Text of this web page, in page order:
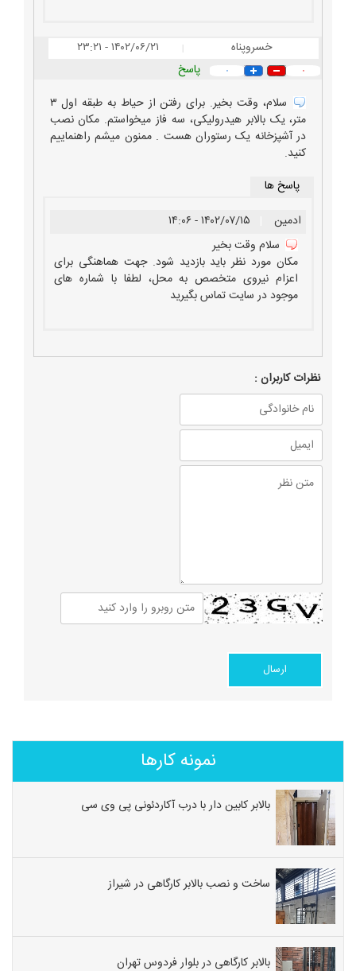
خسروپناه | ۱۴۰۲/۰۶/۲۱ - ۲۳:۲۱
۰ ۰
پاسخ
سلام، وقت بخیر. برای رفتن از حیاط به طبقه اول ۳
متر، یک بالابر هیدرولیکی، سه فاز میخواستم. مکان نصب
در آشپزخانه یک رستوران هست . ممنون میشم راهنماییم
کنید.
پاسخ ها
ادمین
۱۴۰۲/۰۷/۱۵ - ۱۴:۰۶
سلام وقت بخیر
مکان مورد نظر باید بازدید شود. جهت هماهنگی برای
اعزام نیروی متخصص به محل، لطفا با شماره های
موجود در سایت تماس بگیرید
نظرات كاربران :
نمونه کارها
بالابر کابین دار با درب آکاردئونی پی وی سی
ساخت و نصب بالابر کارگاهی در شیراز
بالابر کارگاهی در بلوار فردوس تهران